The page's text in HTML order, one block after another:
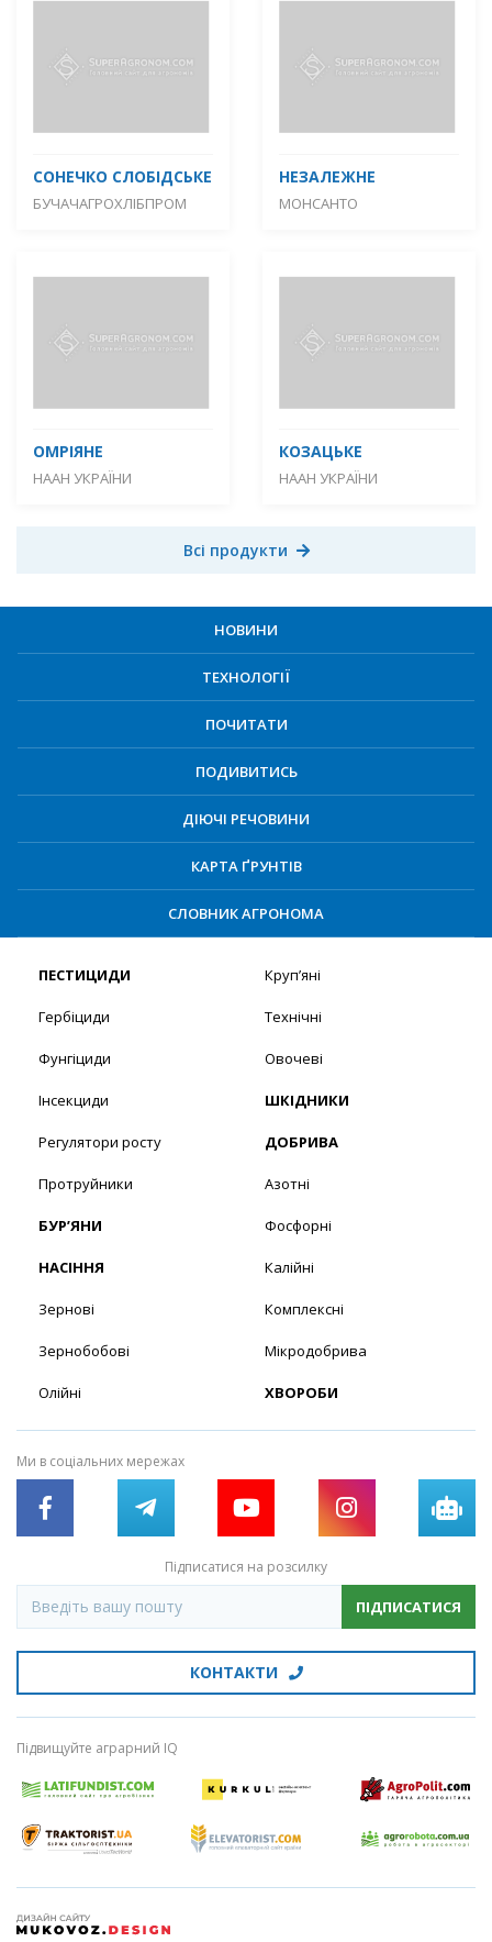
СОНЕЧКО СЛОБІДСЬКЕ
БУЧАЧАГРОХЛІБПРОМ
НЕЗАЛЕЖНЕ
МОНСАНТО
ОМРІЯНЕ
НААН УКРАЇНИ
КОЗАЦЬКЕ
НААН УКРАЇНИ
Всі продукти
НОВИНИ
ТЕХНОЛОГІЇ
ПОЧИТАТИ
ПОДИВИТИСЬ
ДІЮЧІ РЕЧОВИНИ
КАРТА ҐРУНТІВ
СЛОВНИК АГРОНОМА
ПЕСТИЦИДИ
Гербіциди
Фунгіциди
Інсекциди
Регулятори росту
Протруйники
БУР’ЯНИ
НАСІННЯ
Зернові
Зернобобові
Олійні
Круп’яні
Технічні
Овочеві
ШКІДНИКИ
ДОБРИВА
Азотні
Фосфорні
Калійні
Комплексні
Мікродобрива
ХВОРОБИ
Ми в соціальних мережах
Підписатися на розсилку
ПІДПИСАТИСЯ
КОНТАКТИ
Підвищуйте аграрний IQ